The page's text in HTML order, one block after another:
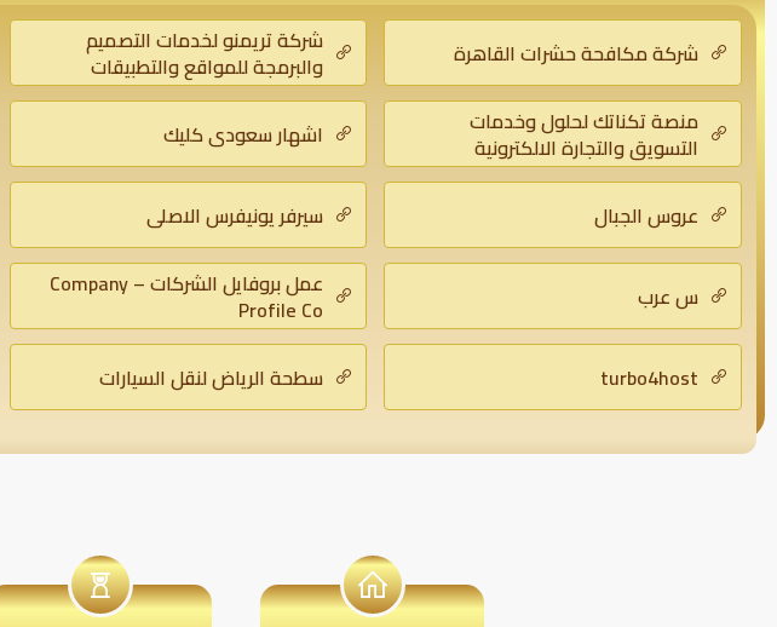
شركة مكافحة حشرات القاهرة
شركة تريمنو لخدمات التصميم
والبرمجة للمواقع والتطبيقات
والمتاجر الالكترونية
منصة تكناتك لحلول وخدمات
التسويق والتجارة الالكترونية اشهار سعودي كليك
عروس الجبال سيرفر يونيفرس الاصلى
س عرب عمل بروفايل الشركات – Company
Profile Co
turbo4host سطحة الرياض لنقل السيارات